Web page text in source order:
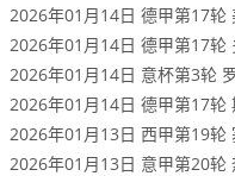
2026年01月14日 德甲第17轮
2026年01月14日 德甲第17轮
2026年01月14日 意杯第3轮
2026年01月14日 德甲第17轮
2026年01月13日 西甲第19轮
2026年01月13日 意甲第20轮